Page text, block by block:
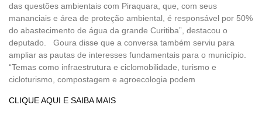
das questões ambientais com Piraquara, que, com seus
mananciais e área de proteção ambiental, é responsável por 50%
do abastecimento de água da grande Curitiba”, destacou o
deputado. Goura disse que a conversa também serviu para
ampliar as pautas de interesses fundamentais para o município.
“Temas como infraestrutura e ciclomobilidade, turismo e
cicloturismo, compostagem e agroecologia podem
CLIQUE AQUI E SAIBA MAIS